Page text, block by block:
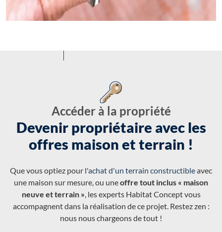
Accéder à la propriété
Devenir propriétaire avec les
offres maison et terrain !
Que vous optiez pour l'achat d'un terrain constructibleavec
une maison sur mesure, ou uneoffre tout inclus « maison
neuve et terrain », les experts Habitat Concept vous
accompagnent dans la réalisation de ce projet. Restez zen :
nous nous chargeons de tout !